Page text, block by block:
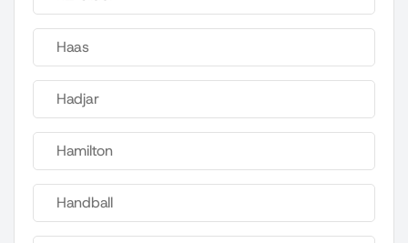
Haas
Hadjar
Hamilton
Handball